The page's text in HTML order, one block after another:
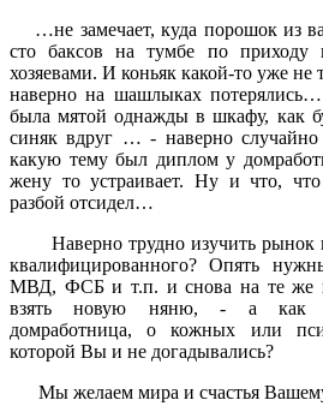
…не замечает, куда порошок из
сто баксов на тумбе по приходу
хозяевами. И коньяк какой-то уже не
наверно на шашлыках
была мятой однажды в шкафу, как
синяк вдруг … - наверно
какую тему был диплом у
жену то устраивает. Ну и что,
разбой отсидел…
Наверно трудно изучить рынок
квалифицированного? Опять
МВД, ФСБ и т.п. и снова на те же
взять новую няню, - а как
домработница, о кожных или
которой Вы и не догадывались?
Мы желаем мира и счастья